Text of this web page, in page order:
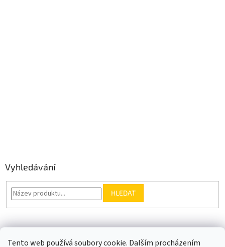
Tento web používá soubory cookie. Dalším procházením
Vyhledávání
HLEDAT